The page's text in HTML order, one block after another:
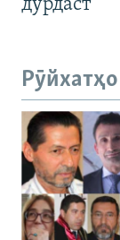
дурдаст
Рӯйхатҳо